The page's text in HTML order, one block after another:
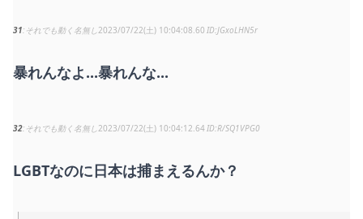
31 それでも動く名無し 2023/07/22(土) 10:04:08.60 JGxoLHN5r
暴れんなよ...暴れんな...
32 それでも動く名無し 2023/07/22(土) 10:04:12.64 R/SQ1VPG0
LGBTなのに日本は捕まえるんか？